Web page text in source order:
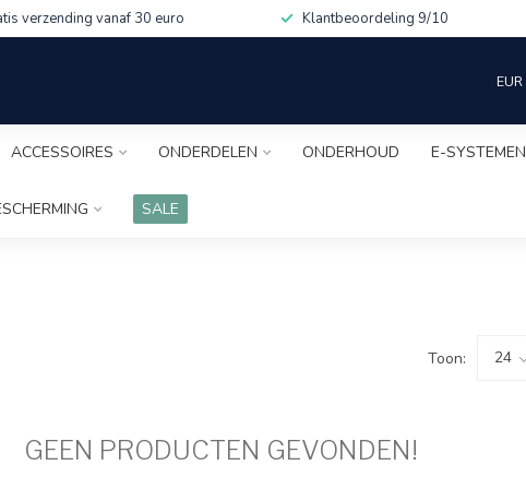
verzending vanaf 30 euro Klantbeoordeling 9/10
EUR
ACCESSOIRES ONDERDELEN ONDERHOUD E-SYSTEMEN
SALE
Toon:
GEEN PRODUCTEN GEVONDEN!